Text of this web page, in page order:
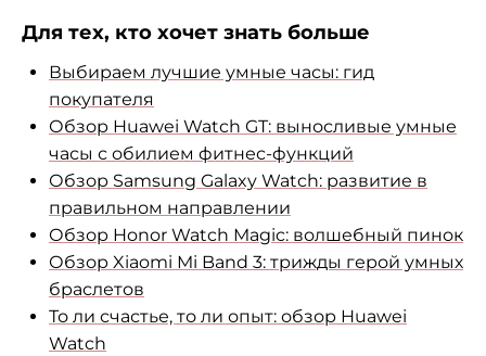
Для тех, кто хочет знать больше
Выбираем лучшие умные часы: гид
покупателя
Обзор Huawei Watch GT: выносливые умные
часы с обилием фитнес-функций
Обзор Samsung Galaxy Watch: развитие в
правильном направлении
Обзор Honor Watch Magic: волшебный пинок
Обзор Xiaomi Mi Band 3: трижды герой умных
браслетов
То ли счастье, то ли опыт: обзор Huawei
Watch